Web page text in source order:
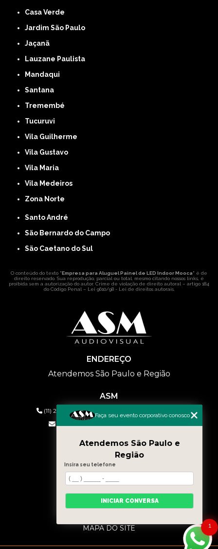
Casa Verde
Jardim São Paulo
Jaçanã
Lauzane Paulista
Mandaqui
Santana
Tremembé
Tucuruvi
Vila Guilherme
Vila Gustavo
Vila Maria
Vila Medeiros
Zona Norte
Santo André
São Bernardo do Campo
São Caetano do Sul
O conteúdo do texto "Empresa para Aluguel Painel de LED Indoor Mooca" é de
direito reservado. Sua reprodução, parcial ou total, mesmo citando nossos links, é
proibida sem a autorização do autor. Crime de violação de direito autoral – artigo 184
do Código Penal – Lei 9610/98 - Lei de direitos autorais.
ENDEREÇO
Atendemos São Paulo e Região
ASM
(11) 2626-2019 (11) 99577-9954
eventos@asmaudiovisual.com.br
MENU
HOME
QUEM SOMOS
SERVIÇOS
CONTATO
BLOG
MAPA DO SITE
1
Faça seu evento corporativo conosco
Atendemos São Paulo e
Região
Insira seu telefone
INICIAR CONVERSA